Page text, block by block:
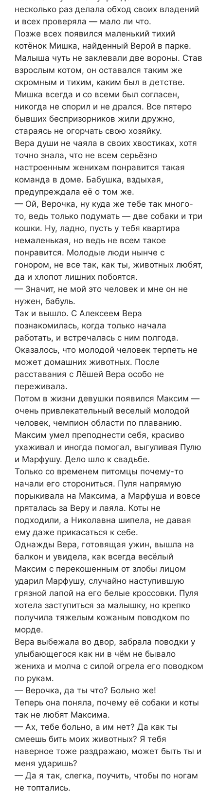
несколько раз делала обход своих владений
и всех проверяла — мало ли что.
Позже всех появился маленький тихий
котёнок Мишка, найденный Верой в парке.
Малыша чуть не заклевали две вороны. Став
взрослым котом, он оставался таким же
скромным и тихим, каким был в детстве.
Мишка всегда и со всеми был согласен,
никогда не спорил и не дрался. Все пятеро
бывших беспризорников жили дружно,
стaраясь не огорчать свою хозяйку.
Вера дyши не чаяла в своих хвостиках, хотя
точно знала, что не всем серьёзно
настроенным женихам понравится такая
команда в доме. Бабушка, вздыхая,
предупреждала её о том же.
— Ой, Верочка, ну куда же тебе так много-
то, ведь только подумать — две собаки и три
кошки. Ну, ладно, пусть у тебя квартира
немаленькая, но ведь не всем такое
понравится. Молодые люди нынче с
гонором, не все так, как ты, животных любят,
да и хлопот лишних побоятся.
— Значит, не мой это человек и мне он не
нужен, бабуль.
Так и вышло. С Алексеем Вера
познакомилась, когда только начала
работать, и встречалась с ним полгода.
Оказалось, что молодой человек терпеть не
может домашних животных. После
расставания с Лёшей Вера особо не
переживала.
Потом в жизни девушки появился Максим —
очень привлекательный веселый молодой
человек, чемпион области по плаванию.
Максим умел преподнести себя, красиво
ухаживал и иногда помогал, выгуливая Пулю
и Марфушу. Дело шло к свадьбе.
Только со временем питомцы почему-то
начали его сторониться. Пуля напрямую
порыкивала на Максима, а Марфуша и вовсе
пряталась за Веру и лаяла. Коты не
подходили, а Николавна шипела, не давая
ему даже прикасаться к себе.
Однажды Вера, готовящая ужин, вышла на
балкон и увидела, как всегда весёлый
Максим с перекошенным от злобы лицом
ударил Марфушу, случайно наступившую
грязной лапой на его белые кроссовки. Пуля
хотела заступиться за малышку, но крепко
получила тяжелым кожаным поводком по
морде.
Вера выбежала во двор, забрала поводки у
улыбающегося как ни в чём не бывало
жениха и молча с силой огрела его поводком
по рукам.
— Верочка, да ты что? Больно же!
Теперь она поняла, почему её собаки и коты
так не любят Максима.
— Ах, тебе больно, а им нет? Да как ты
смеешь бить моих животных? Я тебя
наверное тоже раздражаю, может быть ты и
меня ударишь?
— Да я так, слегка, поучить, чтобы по ногам
не топтались.